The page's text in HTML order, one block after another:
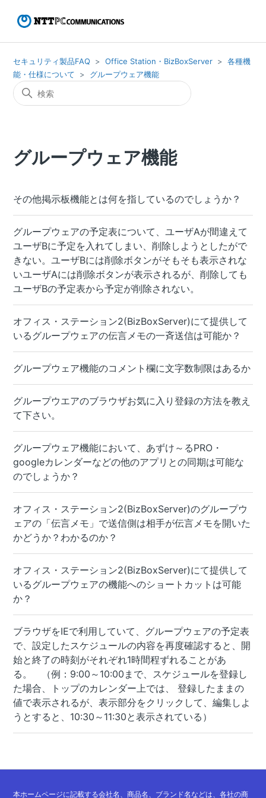
セキュリティ製品FAQ Office Station・BizBoxServer
各種機
能・仕様について
グループウェア機能
グループウェア機能
その他掲示板機能とは何を指しているのでしょうか？
グループウェアの予定表について、ユーザAが間違えて
ユーザBに予定を入れてしまい、削除しようとしたがで
きない。ユーザBには削除ボタンがそもそも表示されな
いユーザAには削除ボタンが表示されるが、削除しても
ユーザBの予定表から予定が削除されない。
オフィス・ステーション2(BizBoxServer)にて提供して
いるグループウェアの伝言メモの一斉送信は可能か？
グループウェア機能のコメント欄に文字数制限はあるか
グループウエアのブラウザお気に入り登録の方法を教え
て下さい。
グループウェア機能において、あずけ～るPRO・
googleカレンダーなどの他のアプリとの同期は可能な
のでしょうか？
オフィス・ステーション2(BizBoxServer)のグループウ
ェアの「伝言メモ」で送信側は相手が伝言メモを開いた
かどうか？わかるのか？
オフィス・ステーション2(BizBoxServer)にて提供して
いるグループウェアの機能へのショートカットは可能
か？
ブラウザをIEで利用していて、グループウェアの予定表
で、設定したスケジュールの内容を再度確認すると、開
始と終了の時刻がそれぞれ1時間程ずれることがあ
る。 （例：9:00～10:00まで、スケジュールを登録し
た場合、トップのカレンダー上では、 登録したままの
値で表示されるが、表示部分をクリックして、編集しよ
うとすると、10:30～11:30と表示されている）
本ホームページに記載する会社名、商品名、ブランド名などは、各社の商